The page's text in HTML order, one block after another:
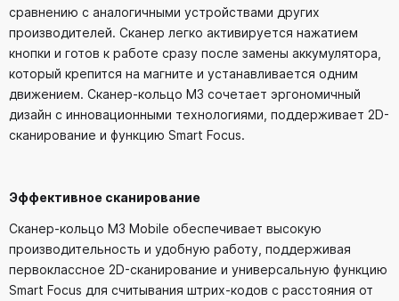
сравнению с аналогичными устройствами других
производителей. Сканер легко активируется нажатием
кнопки и готов к работе сразу после замены аккумулятора,
который крепится на магните и устанавливается одним
движением. Сканер-кольцо M3 сочетает эргономичный
дизайн с инновационными технологиями, поддерживает 2D-
сканирование и функцию Smart Focus.
Эффективное сканирование
Сканер-кольцо M3 Mobile обеспечивает высокую
производительность и удобную работу, поддерживая
первоклассное 2D-сканирование и универсальную функцию
Smart Focus для считывания штрих-кодов с расстояния от